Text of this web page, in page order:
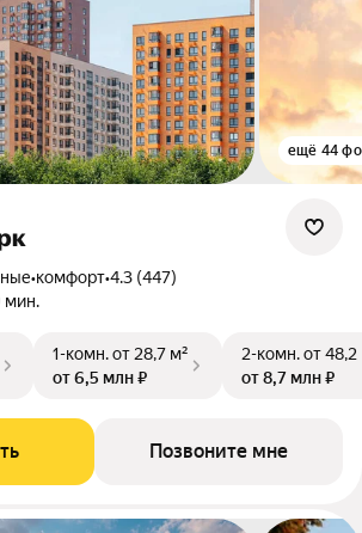
ещё 44
•комфорт•4.3 (447)
мин.
1-комн.от 28,7 м²
от 6,5 млн ₽
2-комн.от 48,2
от 8,7 млн ₽
Позвоните мне